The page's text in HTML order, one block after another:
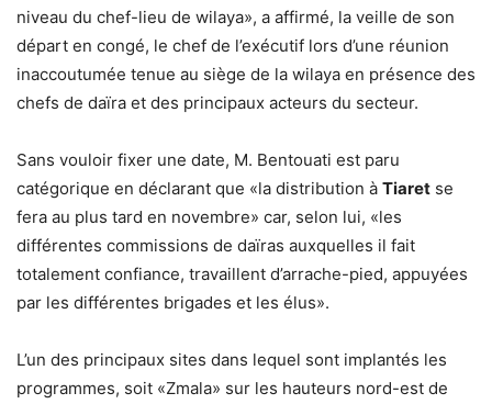
niveau du chef-lieu de wilaya», a affirmé, la veille de son
départ en congé, le chef de l’exécutif lors d’une réunion
inaccoutumée tenue au siège de la wilaya en présence des
chefs de daïra et des principaux acteurs du secteur.
Sans vouloir fixer une date, M. Bentouati est paru
catégorique en déclarant que «la distribution à Tiaret se
fera au plus tard en novembre» car, selon lui, «les
différentes commissions de daïras auxquelles il fait
totalement confiance, travaillent d’arrache-pied, appuyées
par les différentes brigades et les élus».
L’un des principaux sites dans lequel sont implantés les
programmes, soit «Zmala» sur les hauteurs nord-est de